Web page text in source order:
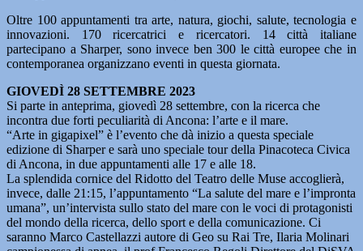
Oltre 100 appuntamenti tra arte, natura, giochi, salute, tecnologia e
innovazioni. 170 ricercatrici e ricercatori. 14 città italiane
partecipano a Sharper, sono invece ben 300 le città europee che in
contemporanea organizzano eventi in questa giornata.
GIOVEDÌ 28 SETTEMBRE 2023
Si parte in anteprima, giovedì 28 settembre, con la ricerca che
incontra due forti peculiarità di Ancona: l’arte e il mare.
“Arte in gigapixel” è l’evento che dà inizio a questa speciale
edizione di Sharper e sarà uno speciale tour della Pinacoteca Civica
di Ancona, in due appuntamenti alle 17 e alle 18.
La splendida cornice del Ridotto del Teatro delle Muse accoglierà,
invece, dalle 21:15, l’appuntamento “La salute del mare e l’impronta
umana”, un’intervista sullo stato del mare con le voci di protagonisti
del mondo della ricerca, dello sport e della comunicazione. Ci
saranno Marco Castellazzi autore di Geo su Rai Tre, Ilaria Molinari